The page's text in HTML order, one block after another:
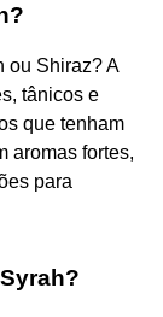
ou Shiraz? A
tânicos e
que tenham
aromas fortes,
para